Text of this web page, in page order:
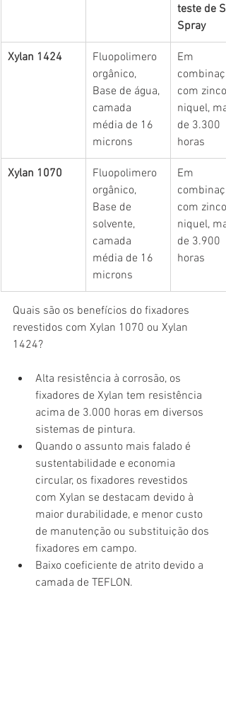
teste de
Spray
Xylan 1424
Fluopolimero
orgânico,
Base de água,
camada
média de 16
microns
Em
com zinco
niquel,
de 3.300
horas
Xylan 1070
Fluopolimero
orgânico,
Base de
solvente,
camada
média de 16
microns
Em
com zinco
niquel,
de 3.900
horas
Quais são os benefícios do fixadores
revestidos com Xylan 1070 ou Xylan
1424?
Alta resistência à corrosão, os
fixadores de Xylan tem resistência
acima de 3.000 horas em diversos
sistemas de pintura.
Quando o assunto mais falado é
sustentabilidade e economia
circular, os fixadores revestidos
com Xylan se destacam devido à
maior durabilidade, e menor custo
de manutenção ou substituição dos
fixadores em campo.
Baixo coeficiente de atrito devido a
camada de TEFLON.